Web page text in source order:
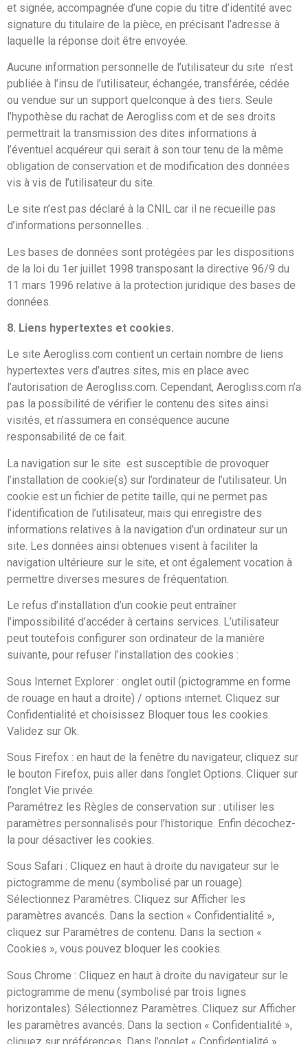
et signée, accompagnée d’une copie du titre d’identité avec
signature du titulaire de la pièce, en précisant l’adresse à
laquelle la réponse doit être envoyée.
Aucune information personnelle de l’utilisateur du site n’est
publiée à l’insu de l’utilisateur, échangée, transférée, cédée
ou vendue sur un support quelconque à des tiers. Seule
l’hypothèse du rachat de Aerogliss.com et de ses droits
permettrait la transmission des dites informations à
l’éventuel acquéreur qui serait à son tour tenu de la même
obligation de conservation et de modification des données
vis à vis de l’utilisateur du site.
Le site n’est pas déclaré à la CNIL car il ne recueille pas
d’informations personnelles. .
Les bases de données sont protégées par les dispositions
de la loi du 1er juillet 1998 transposant la directive 96/9 du
11 mars 1996 relative à la protection juridique des bases de
données.
8. Liens hypertextes et cookies.
Le site Aerogliss.com contient un certain nombre de liens
hypertextes vers d’autres sites, mis en place avec
l’autorisation de Aerogliss.com. Cependant, Aerogliss.com n’a
pas la possibilité de vérifier le contenu des sites ainsi
visités, et n’assumera en conséquence aucune
responsabilité de ce fait.
La navigation sur le site est susceptible de provoquer
l’installation de cookie(s) sur l’ordinateur de l’utilisateur. Un
cookie est un fichier de petite taille, qui ne permet pas
l’identification de l’utilisateur, mais qui enregistre des
informations relatives à la navigation d’un ordinateur sur un
site. Les données ainsi obtenues visent à faciliter la
navigation ultérieure sur le site, et ont également vocation à
permettre diverses mesures de fréquentation.
Le refus d’installation d’un cookie peut entraîner
l’impossibilité d’accéder à certains services. L’utilisateur
peut toutefois configurer son ordinateur de la manière
suivante, pour refuser l’installation des cookies :
Sous Internet Explorer : onglet outil (pictogramme en forme
de rouage en haut a droite) / options internet. Cliquez sur
Confidentialité et choisissez Bloquer tous les cookies.
Validez sur Ok.
Sous Firefox : en haut de la fenêtre du navigateur, cliquez sur
le bouton Firefox, puis aller dans l’onglet Options. Cliquer sur
l’onglet Vie privée.
Paramétrez les Règles de conservation sur : utiliser les
paramètres personnalisés pour l’historique. Enfin décochez-
la pour désactiver les cookies.
Sous Safari : Cliquez en haut à droite du navigateur sur le
pictogramme de menu (symbolisé par un rouage).
Sélectionnez Paramètres. Cliquez sur Afficher les
paramètres avancés. Dans la section « Confidentialité »,
cliquez sur Paramètres de contenu. Dans la section «
Cookies », vous pouvez bloquer les cookies.
Sous Chrome : Cliquez en haut à droite du navigateur sur le
pictogramme de menu (symbolisé par trois lignes
horizontales). Sélectionnez Paramètres. Cliquez sur Afficher
les paramètres avancés. Dans la section « Confidentialité »,